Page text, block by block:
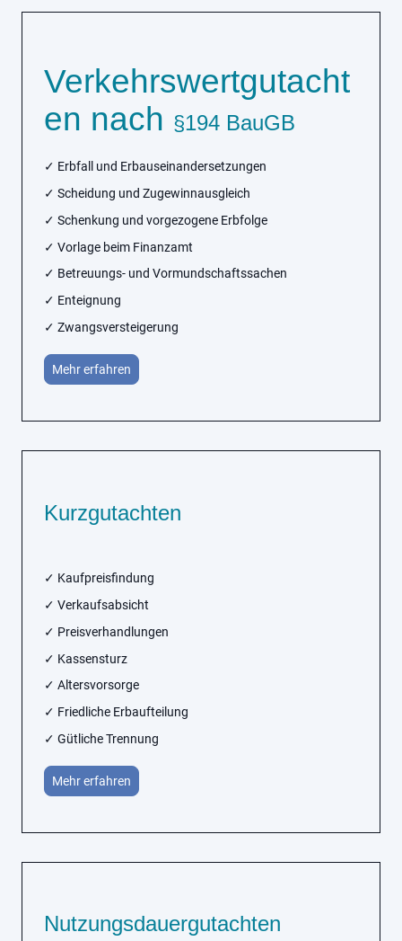
Verkehrswertgutacht
en nach §194 BauGB
✓ Erbfall und Erbauseinandersetzungen
✓ Scheidung und Zugewinnausgleich
✓ Schenkung und vorgezogene Erbfolge
✓ Vorlage beim Finanzamt
✓ Betreuungs- und Vormundschaftssachen
✓ Enteignung
✓ Zwangsversteigerung
Mehr erfahren
Kurzgutachten
✓ Kaufpreisfindung
✓ Verkaufsabsicht
✓ Preisverhandlungen
✓ Kassensturz
✓ Altersvorsorge
✓ Friedliche Erbaufteilung
✓ Gütliche Trennung
Mehr erfahren
Nutzungsdauergutachten